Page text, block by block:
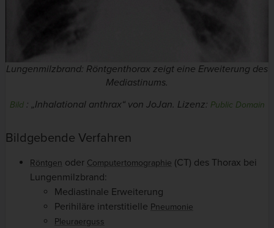
Lungenmilzbrand: Röntgenthorax zeigt eine Erweiterung des
Mediastinums.
Bild: „Inhalational anthrax“ von JoJan. Lizenz: Public Domain
Bildgebende Verfahren
Röntgen oder Computertomographie (CT) des Thorax bei
Lungenmilzbrand:
Mediastinale Erweiterung
Perihiläre interstitielle Pneumonie
Pleuraerguss